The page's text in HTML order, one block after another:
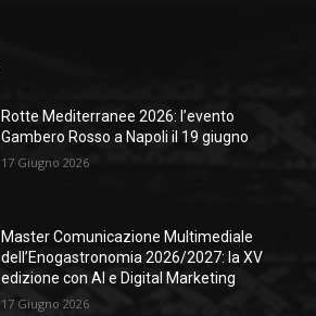
Rotte Mediterranee 2026: l’evento
Gambero Rosso a Napoli il 19 giugno
17 Giugno 2026
Master Comunicazione Multimediale
dell’Enogastronomia 2026/2027: la XV
edizione con AI e Digital Marketing
17 Giugno 2026